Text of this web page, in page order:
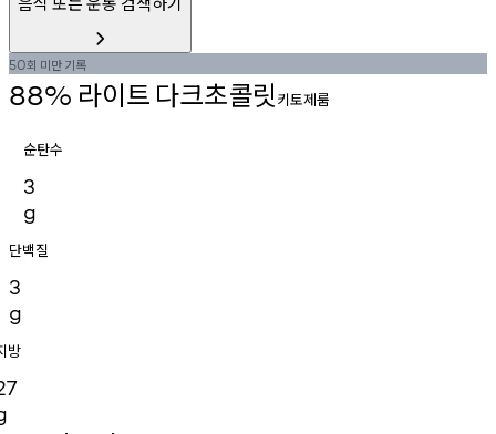
50회 미만기록
88% 라이트 다크초콜릿 키토제룸
순탄수
3
g
단백질
3
g
방